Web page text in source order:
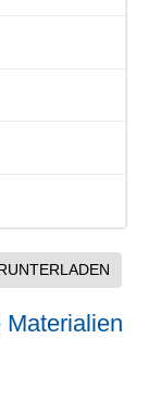
Materialien